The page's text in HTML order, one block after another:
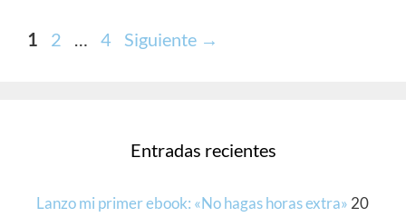
Página
1 Página
2 … Página
4 Siguiente →
Entradas recientes
Lanzo mi primer ebook: «No hagas horas extra» 20